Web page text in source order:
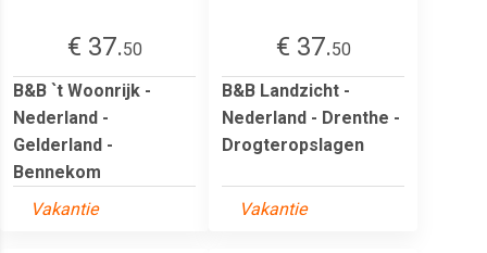
€ 37.50
B&B `t Woonrijk -
Nederland -
Gelderland -
Bennekom
Vakantie
€ 37.50
B&B Landzicht -
Nederland - Drenthe -
Drogteropslagen
Vakantie